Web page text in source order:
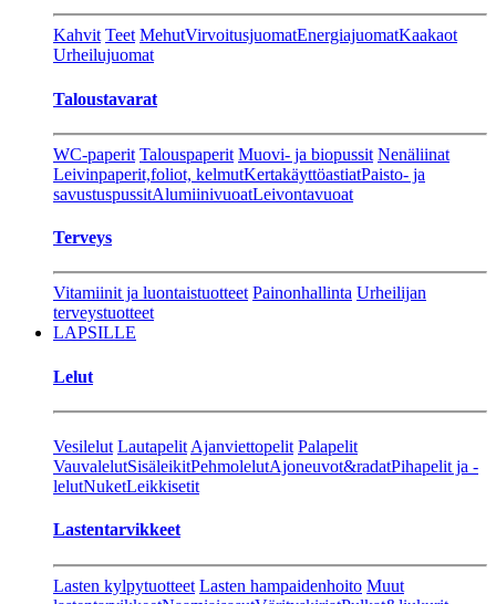
Kahvit Teet MehutVirvoitusjuomatEnergiajuomatKaakaot
Urheilujuomat
Taloustavarat
WC-paperit Talouspaperit Muovi- ja biopussit Nenäliinat
Leivinpaperit,foliot, kelmutKertakäyttöastiatPaisto- ja
savustuspussitAlumiinivuoatLeivontavuoat
Terveys
Vitamiinit ja luontaistuotteet Painonhallinta Urheilijan
terveystuotteet
LAPSILLE
Lelut
Vesilelut Lautapelit Ajanviettopelit Palapelit
VauvalelutSisäleikitPehmolelutAjoneuvot&radatPihapelit ja -
lelutNuketLeikkisetit
Lastentarvikkeet
Lasten kylpytuotteet Lasten hampaidenhoito Muut